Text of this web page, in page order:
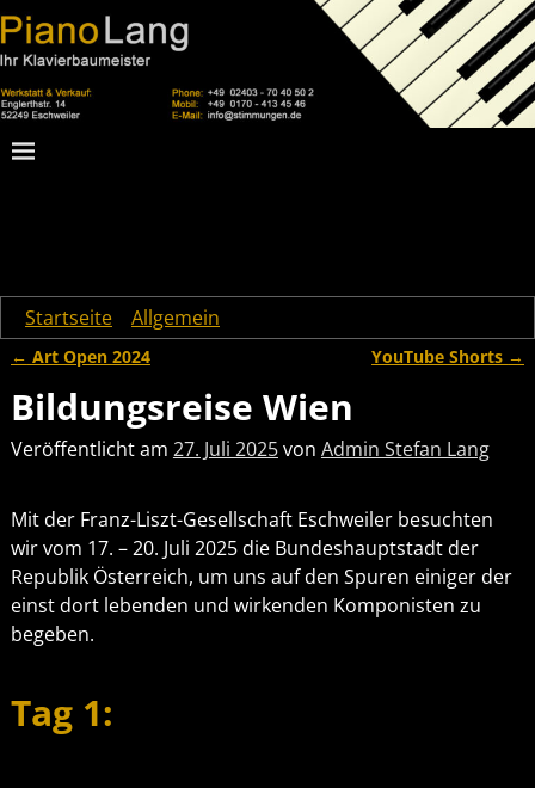
Startseite Allgemein
← Art Open 2024 YouTube Shorts →
Bildungsreise Wien
Veröffentlicht am 27. Juli 2025von Admin Stefan Lang
Mit der Franz-Liszt-Gesellschaft Eschweiler besuchten
wir vom 17. – 20. Juli 2025 die Bundeshauptstadt der
Republik Österreich, um uns auf den Spuren einiger der
einst dort lebenden und wirkenden Komponisten zu
begeben.
Tag 1: